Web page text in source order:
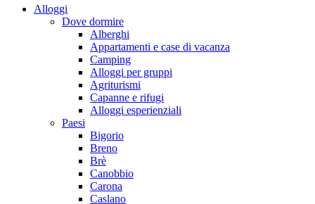
Alloggi
Dove dormire
Alberghi
Appartamenti e case di vacanza
Camping
Alloggi per gruppi
Agriturismi
Capanne e rifugi
Alloggi esperienziali
Paesi
Bigorio
Breno
Brè
Canobbio
Carona
Caslano